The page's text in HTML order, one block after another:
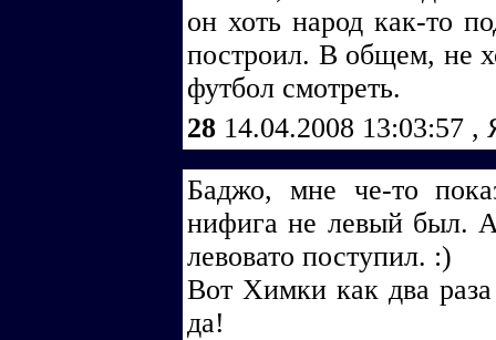
он хоть народ как-то
построил. В общем, не
футбол смотреть.
28 14.04.2008 13:03:57 ,
Баджо, мне че-то
нифига не левый был.
левовато поступил. :)
Вот Химки как два
да!